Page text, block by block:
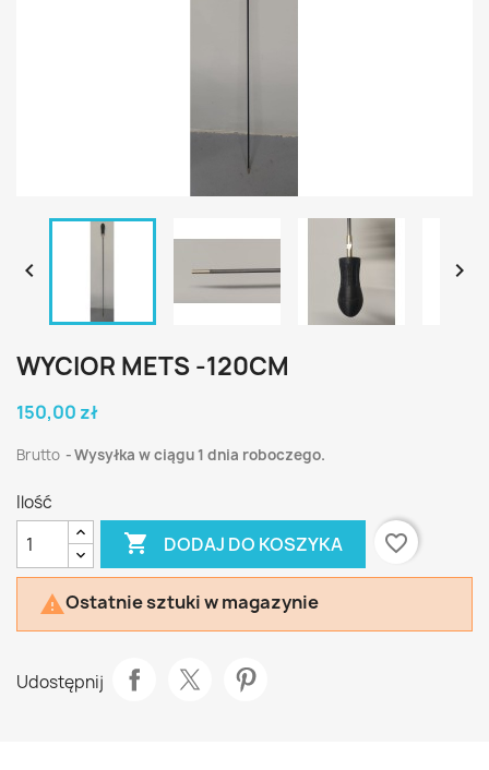
 
WYCIOR METS -120CM
150,00 zł
Brutto Wysyłka w ciągu 1 dnia roboczego.
Ilość
 DODAJ DO KOSZYKA favorite_border
Ostatnie sztuki w magazynie
Udostępnij